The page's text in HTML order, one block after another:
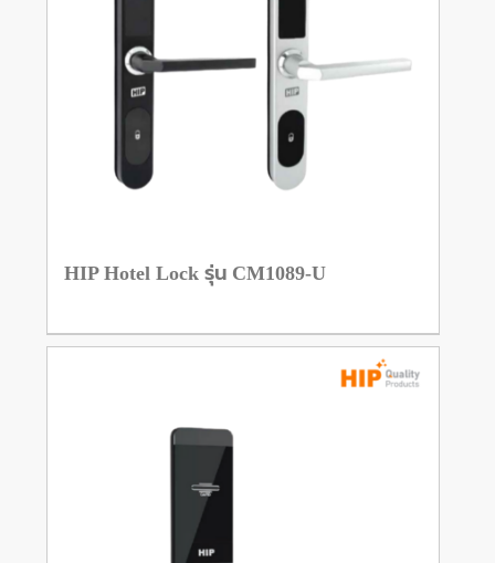
HIP Hotel Lock รุ่น CM1089-U